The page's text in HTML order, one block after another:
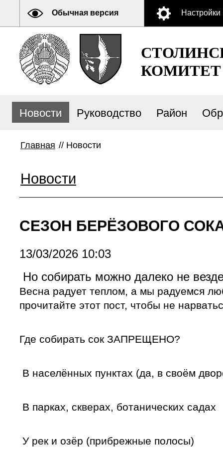
Обычная версия Настройки
КОМИТЕТ
Новости Руководство Район
Главная // Новости
Новости
СЕЗОН БЕРЁЗОВОГО
13/03/2026 10:03
Но собирать можно далеко не
Весна радует теплом, а мы радуемся
прочитайте этот пост, чтобы не
Где собирать сок ЗАПРЕЩЕНО?
В населённых пунктах (да, в своём
В парках, скверах, ботанических садах
У рек и озёр (прибрежные полосы)